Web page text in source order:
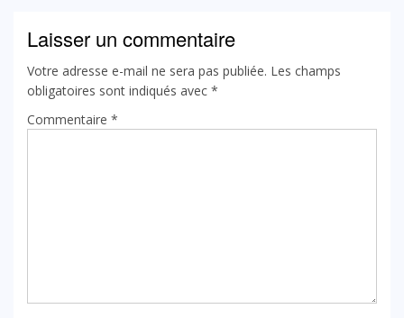
Laisser un commentaire
Votre adresse e-mail ne sera pas publiée. Les champs
obligatoires sont indiqués avec *
Commentaire *